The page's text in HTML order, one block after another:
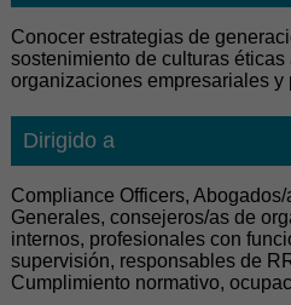
Conocer estrategias de
sostenimiento de culturas éticas
organizaciones empresariales y
Dirigido a
Compliance Officers,
Generales, consejeros/as de
internos, profesionales con
supervisión, responsables de
Cumplimiento normativo,